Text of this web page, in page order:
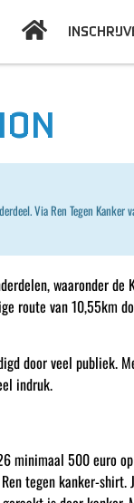
Via Ren Tegen Kanker
waaronder de
route van 10,55km
door veel publiek.
indruk.
minimaal 500 euro
tegen kanker-shirt.